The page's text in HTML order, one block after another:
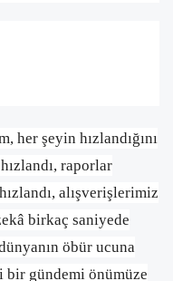
her şeyin hızlandığını
raporlar
alışverişlerimiz
birkaç saniyede
öbür ucuna
bir gündemi önümüze